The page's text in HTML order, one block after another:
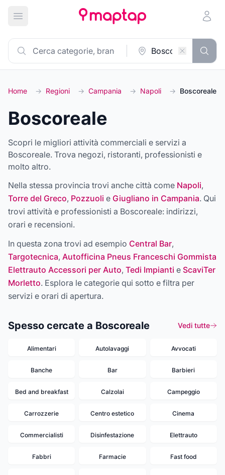
Apri menu principale
Home → Regioni → Campania → Napoli → Boscoreale
Boscoreale
Scopri le migliori attività commerciali e servizi a
Boscoreale. Trova negozi, ristoranti, professionisti e
molto altro.
Nella stessa provincia trovi anche città come Napoli,
Torre del Greco, Pozzuoli e Giugliano in Campania. Qui
trovi attività e professionisti a Boscoreale: indirizzi,
orari e recensioni.
In questa zona trovi ad esempio Central Bar,
Targotecnica, Autofficina Pneus Franceschi Gommista
Elettrauto Accessori per Auto, Tedi Impianti e ScaviTer
Morletto. Esplora le categorie qui sotto e filtra per
servizi e orari di apertura.
Spesso cercate a Boscoreale Vedi tutte
Alimentari Autolavaggi Avvocati
Banche Bar Barbieri
Bed and breakfast Calzolai Campeggio
Carrozzerie Centro estetico Cinema
Commercialisti Disinfestazione Elettrauto
Fabbri Farmacie Fast food